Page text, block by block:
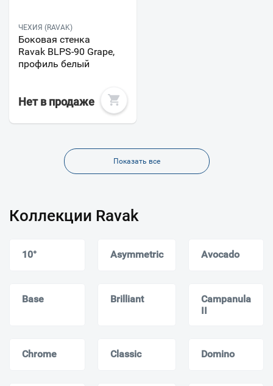
ЧЕХИЯ (RAVAK)
Боковая стенка
Ravak BLPS-90 Grape,
профиль белый
Нет в продаже
Показать все
Коллекции Ravak
10° Asymmetric Avocado
Base Brilliant
Campanula
II
Chrome Classic Domino